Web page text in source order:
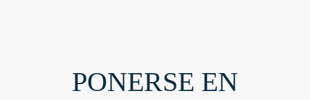
PONERSE EN